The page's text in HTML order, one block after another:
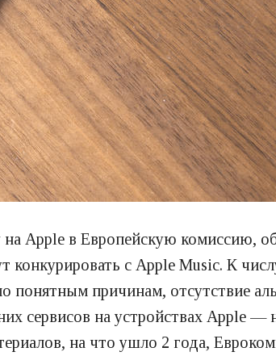
Apple в Европейскую комиссию,
с Apple Music. К
понятным причинам, отсутствие
сервисов на устройствах Apple —
на что ушло 2 года,